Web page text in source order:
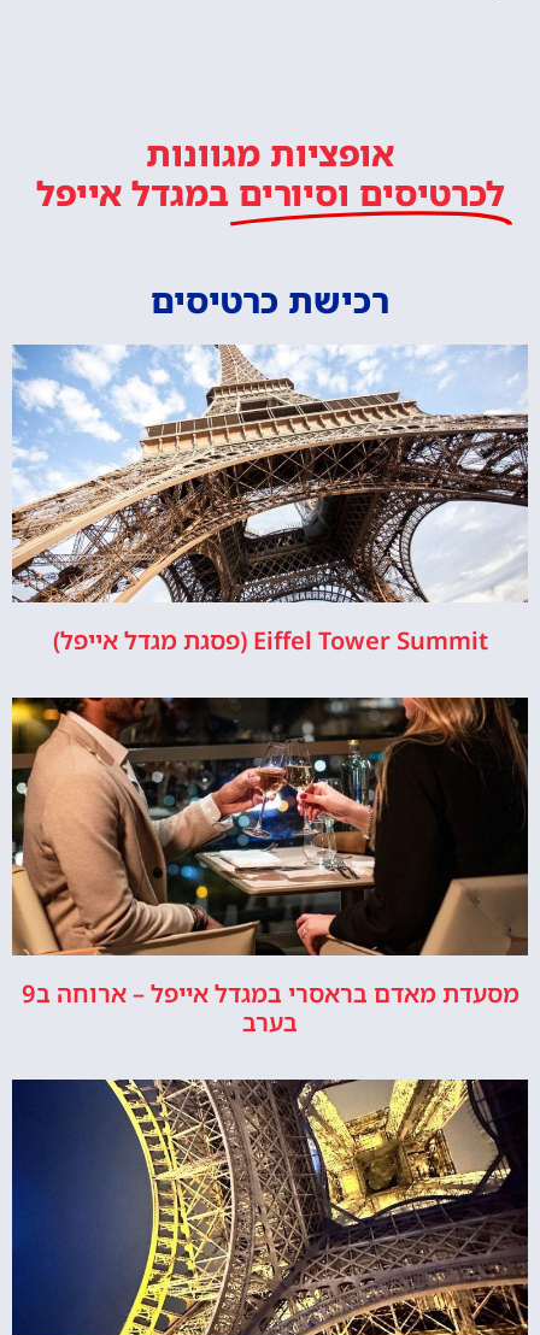
אופציות מגוונות
לכרטיסים וסיורים במגדל אייפל
רכישת כרטיסים
Eiffel Tower Summit (פסגת מגדל אייפל)
מסעדת מאדם בראסרי במגדל אייפל – ארוחה ב9
בערב